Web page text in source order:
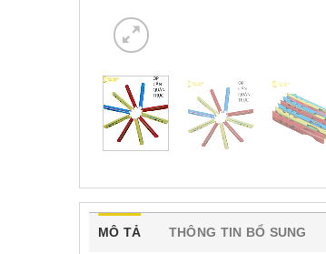
MÔ TẢ THÔNG TIN BỔ SUNG